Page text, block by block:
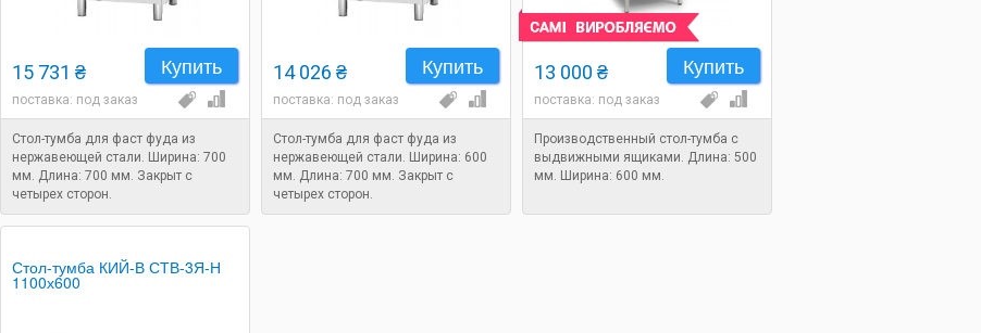
Купить
15 731 ₴
поставка: под заказ
Стол-тумба для фаст фуда из
нержавеющей стали. Ширина: 700
мм. Длина: 700 мм. Закрыт с
четырех сторон.
Купить
14 026 ₴
поставка: под заказ
Стол-тумба для фаст фуда из
нержавеющей стали. Ширина: 600
мм. Длина: 700 мм. Закрыт с
четырех сторон.
Купить
13 000 ₴
поставка: под заказ
Производственный стол-тумба с
выдвижными ящиками. Длина: 500
мм. Ширина: 600 мм.
Стол-тумба КИЙ-В СТВ-3Я-Н
1100х600